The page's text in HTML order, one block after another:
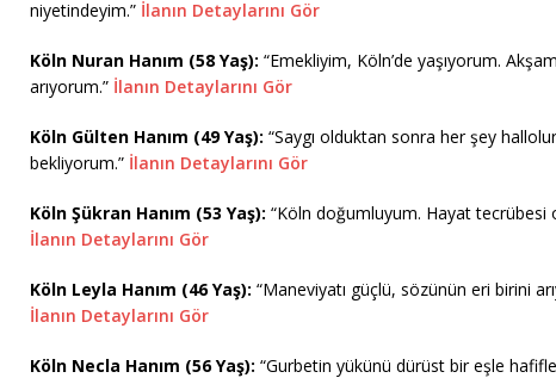
niyetindeyim.” İlanın Detaylarını Gör
Köln Nuran Hanım (58 Yaş): “Emekliyim, Köln’de yaşıyorum.
arıyorum.” İlanın Detaylarını Gör
Köln Gülten Hanım (49 Yaş): “Saygı olduktan sonra her şey
bekliyorum.” İlanın Detaylarını Gör
Köln Şükran Hanım (53 Yaş): “Köln doğumluyum. Hayat tecrübesi
İlanın Detaylarını Gör
Köln Leyla Hanım (46 Yaş): “Maneviyatı güçlü, sözünün eri birini
İlanın Detaylarını Gör
Köln Necla Hanım (56 Yaş): “Gurbetin yükünü dürüst bir eşle